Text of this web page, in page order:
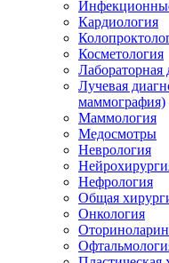
Кардиология
Косметология
Лабораторная
Лучевая
маммография)
Маммология
Медосмотры
Неврология
Нефрология
Общая
Онкология